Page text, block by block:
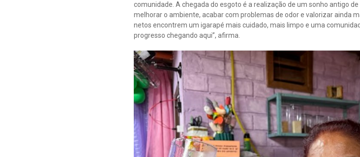
comunidade. A chegada do esgoto é a realização de um sonho antigo
melhorar o ambiente, acabar com problemas de odor e valorizar ainda
netos encontrem um igarapé mais cuidado, mais limpo e uma
progresso chegando aqui”, afirma.